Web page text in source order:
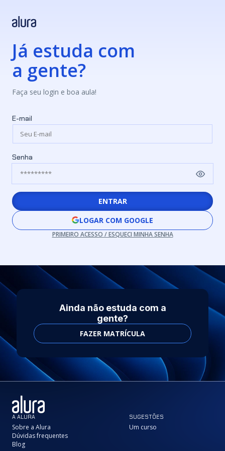
Já estuda com
a gente?
Faça seu login e boa aula!
E-mail
Senha
ENTRAR
LOGAR COM GOOGLE
PRIMEIRO ACESSO / ESQUECI MINHA SENHA
Ainda não estuda com a
gente?
FAZER MATRÍCULA
A ALURA
Sobre a Alura
Dúvidas frequentes
Blog
SUGESTÕES
Um curso